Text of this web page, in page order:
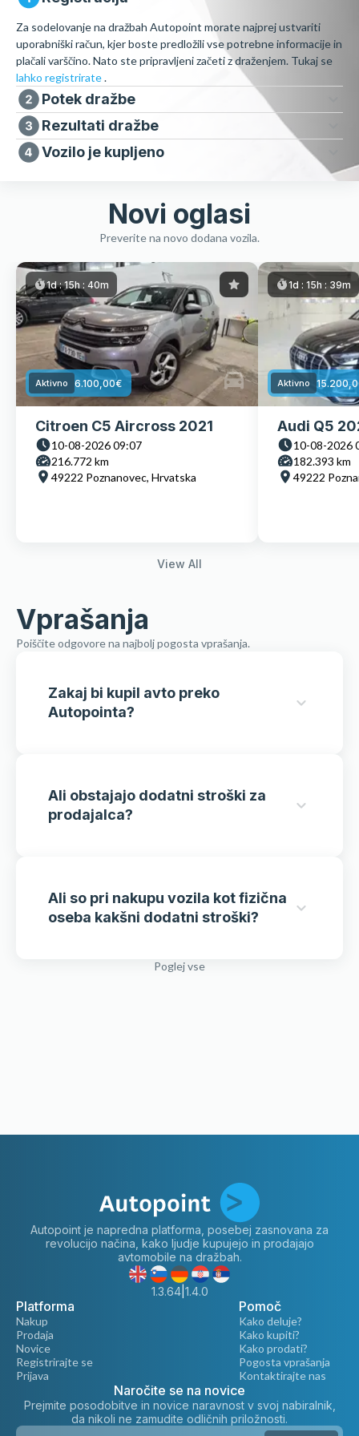
Za sodelovanje na dražbah Autopoint morate najprej ustvariti
uporabniški račun, kjer boste predložili vse potrebne informacije in
plačali varščino. Nato ste pripravljeni začeti z draženjem. Tukaj se
lahko registrirate.
Potek dražbe
Rezultati dražbe
Vozilo je kupljeno
Novi oglasi
Preverite na novo dodana vozila.
1d :15h : 40m
Aktivno 6.100,00€
Citroen C5 Aircross 2021
10-08-2026 09:07
216.772 km
49222 Poznanovec, Hrvatska
1d : 15h : 38m
Aktivno
Audi Q5
10-08-2026
182.393 km
49222
View All
Vprašanja
Poiščite odgovore na najbolj pogosta vprašanja.
Zakaj bi kupil avto preko
Autopointa?
Ali obstajajo dodatni stroški za
prodajalca?
Ali so pri nakupu vozila kot fizična
oseba kakšni dodatni stroški?
Poglej vse
Autopoint je napredna platforma, posebej zasnovana za
revolucijo načina, kako ljudje kupujejo in prodajajo
avtomobile na dražbah.
1.3.64| 1.4.0
Platforma
Nakup
Prodaja
Novice
Registrirajte se
Prijava
Pomoč
Kako deluje?
Kako kupiti?
Kako prodati?
Pogosta vprašanja
Kontaktirajte nas
Naročite se na novice
Prejmite posodobitve in novice naravnost v svoj nabiralnik,
da nikoli ne zamudite odličnih priložnosti.